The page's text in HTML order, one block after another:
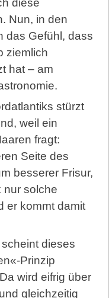
diese
Nun, in den
das Gefühl, dass
ziemlich
hat – am
stürzt
weil ein
fragt:
Seite des
besserer Frisur,
nur solche
er kommt damit
dieses
Prinzip
wird eifrig über
gleichzeitig